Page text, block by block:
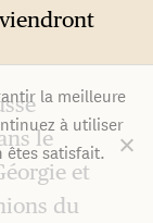
le
et
du
la meilleure
à utiliser
êtes satisfait.